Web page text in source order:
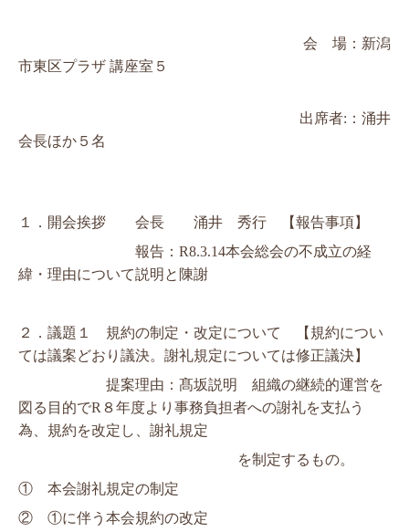
会　場：新潟
市東区プラザ 講座室５
出席者: ：涌井
会長ほか５名
１． 開会挨拶　　会長　　涌井　秀行　【報告事項】
報告： R8.3.14本会総会の不成立の経
緯・理由について説明と陳謝
２． 議題１　規約の制定・改定について　【規約につい
ては議案どおり議決。謝礼規定については修正議決】
提案理由：髙坂説明　組織の継続的運営を
図る目的でR８年度より事務負担者への謝礼を支払う
為、規約を改定し、謝礼規定
を制定するもの。
① 本会謝礼規定の制定
② ①に伴う本会規約の改定